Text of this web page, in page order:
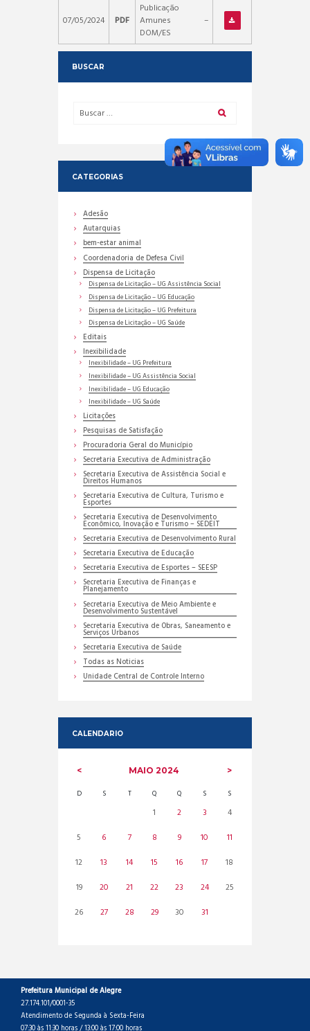
07/05/2024 PDF
Publicação
Amunes –
DOM/ES
BUSCAR
CATEGORIAS
Adesão
Autarquias
bem-estar animal
Coordenadoria de Defesa Civil
Dispensa de Licitação
Dispensa de Licitação – UG Assistência Social
Dispensa de Licitação – UG Educação
Dispensa de Licitação – UG Prefeitura
Dispensa de Licitação – UG Saúde
Editais
Inexibilidade
Inexibilidade – UG Prefeitura
Inexibilidade – UG Assistência Social
Inexibilidade – UG Educação
Inexibilidade – UG Saúde
Licitações
Pesquisas de Satisfação
Procuradoria Geral do Município
Secretaria Executiva de Administração
Secretaria Executiva de Assistência Social e
Direitos Humanos
Secretaria Executiva de Cultura, Turismo e
Esportes
Secretaria Executiva de Desenvolvimento
Econômico, Inovação e Turismo – SEDEIT
Secretaria Executiva de Desenvolvimento Rural
Secretaria Executiva de Educação
Secretaria Executiva de Esportes – SEESP
Secretaria Executiva de Finanças e
Planejamento
Secretaria Executiva de Meio Ambiente e
Desenvolvimento Sustentável
Secretaria Executiva de Obras, Saneamento e
Serviços Urbanos
Secretaria Executiva de Saúde
Todas as Noticias
Unidade Central de Controle Interno
CALENDARIO
MAIO2024
D S T Q Q S S
1 2 3
4
5
6 7 8 9 10
11
12
13 14 15 16 17
18
19
20 21 22 23 24
25
26
27 28 29 30 31
Prefeitura Municipal de Alegre
27.174.101/0001-35
Atendimento de Segunda à Sexta-Feira